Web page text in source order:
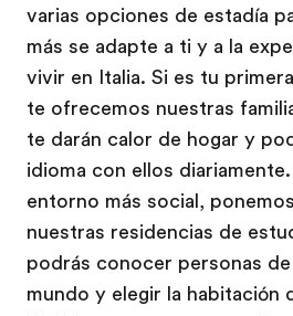
varias opciones de estadía
más se adapte a ti y a la
vivir en Italia. Si es tu
te ofrecemos nuestras
te darán calor de hogar y
idioma con ellos
entorno más social,
nuestras residencias de
podrás conocer personas
mundo y elegir la habitación